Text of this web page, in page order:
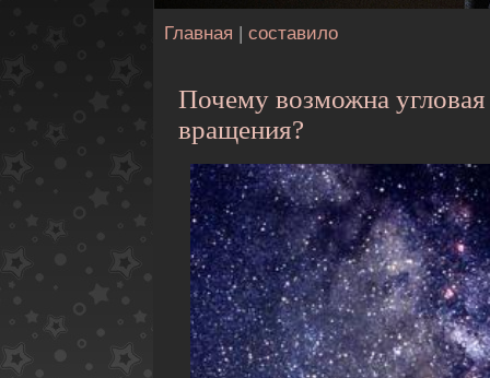
Главная |составило
Почему возможна угловая
вращения?